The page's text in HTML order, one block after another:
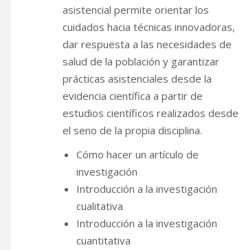
asistencial permite orientar los
cuidados hacia técnicas innovadoras,
dar respuesta a las necesidades de
salud de la población y garantizar
prácticas asistenciales desde la
evidencia científica a partir de
estudios científicos realizados desde
el seno de la propia disciplina.
Cómo hacer un artículo de
investigación
Introducción a la investigación
cualitativa
Introducción a la investigación
cuantitativa